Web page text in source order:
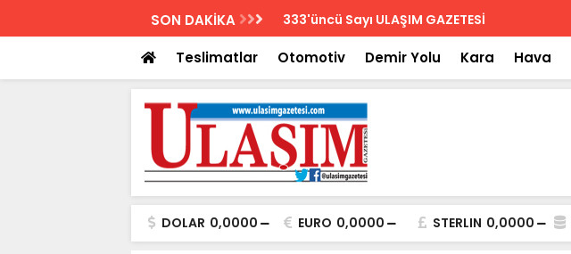
SON DAKİKA Biletler 12 saatte iade
Teslimatlar Otomotiv Demir Yolu Kara Hava
DOLAR 0,0000 EURO 0,0000 STERLIN 0,0000